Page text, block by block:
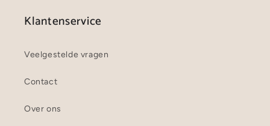
Klantenservice
Veelgestelde vragen
Contact
Over ons